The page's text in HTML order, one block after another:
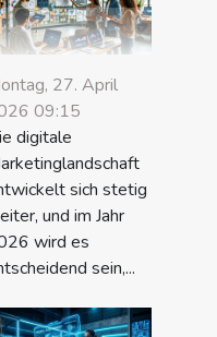
27. April
09:15
digitale
sich stetig
und im Jahr
wird es
sein,...